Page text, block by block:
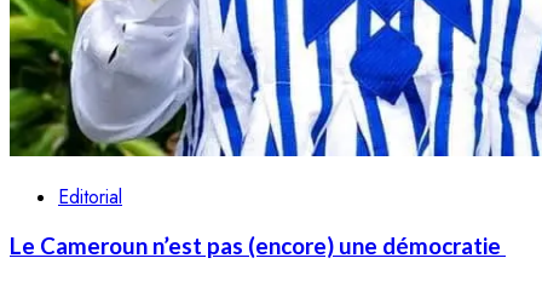
Editorial
Le Cameroun n’est pas (encore) une démocratie